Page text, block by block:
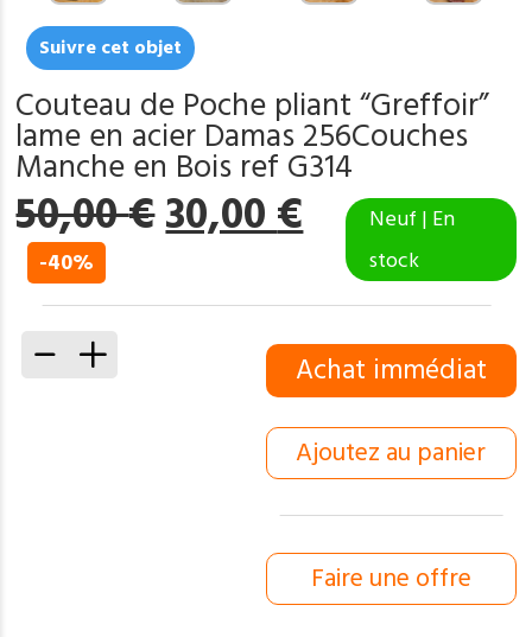
Suivre cet objet
Couteau de Poche pliant “Greffoir”
lame en acier Damas 256Couches
Manche en Bois ref G314
50,00€Le
initial
était :
50,00 €.
30,00€Le
prix
actuel
est :
30,00 €.
-40%
Neuf | En
stock
quantité
Achat immédiat
Ajoutez au panier
Faire une offre